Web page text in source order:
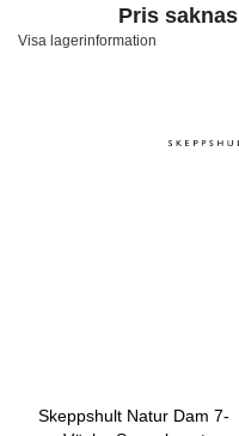
Pris saknas
Visa lagerinformation
Skeppshult Natur Dam 7-